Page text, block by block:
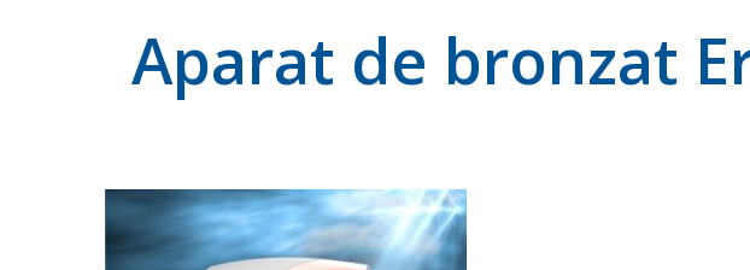
Aparat de bronzat